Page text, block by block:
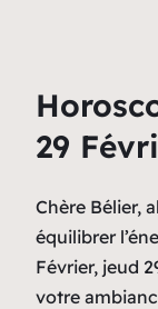
29
Chère Bélier,
équilibrer
Février, jeud
votre